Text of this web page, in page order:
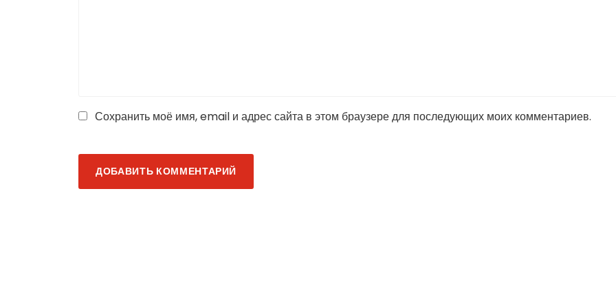
Сохранить моё имя, email и адрес сайта в этом браузере для последующих моих комментариев.
ДОБАВИТЬ КОММЕНТАРИЙ